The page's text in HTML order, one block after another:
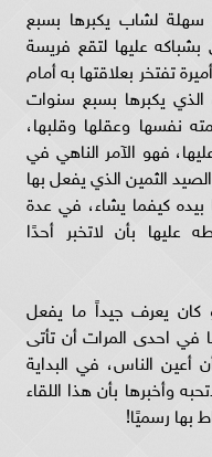
سهلة لشاب يكبرها بسبع
عليها لتقع فريسة
تفتخر بعلاقتها به أمام
يكبرها بسبع سنوات
نفسها وعقلها وقلبها،
فهو الآمر الناهي في
الثمين الذي يفعل بها
بيده كيفما يشاء، في عدة
عليها بأن لاتخبر أحدًا
كان يعرف جيداً ما يفعل
في احدى المرات أن تأتى
أعين الناس، في البداية
وأخبرها بأن هذا اللقاء
بها رسميًا!